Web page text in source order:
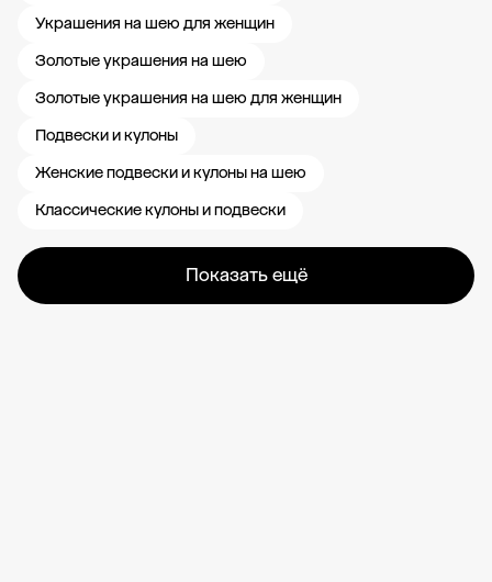
Украшения на шею для женщин
Золотые украшения на шею
Золотые украшения на шею для женщин
Подвески и кулоны
Женские подвески и кулоны на шею
Классические кулоны и подвески
Показать ещё